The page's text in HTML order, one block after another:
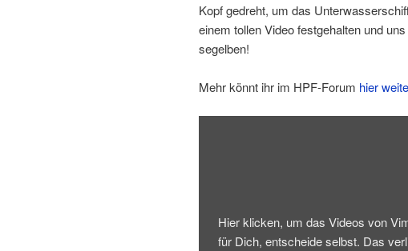
Kopf gedreht, um das
einem tollen Video festgehalten und
segelben!
Mehr könnt ihr im HPF-Forum hier
Hier klicken, um das Videos von
für Dich, entscheide selbst. Das